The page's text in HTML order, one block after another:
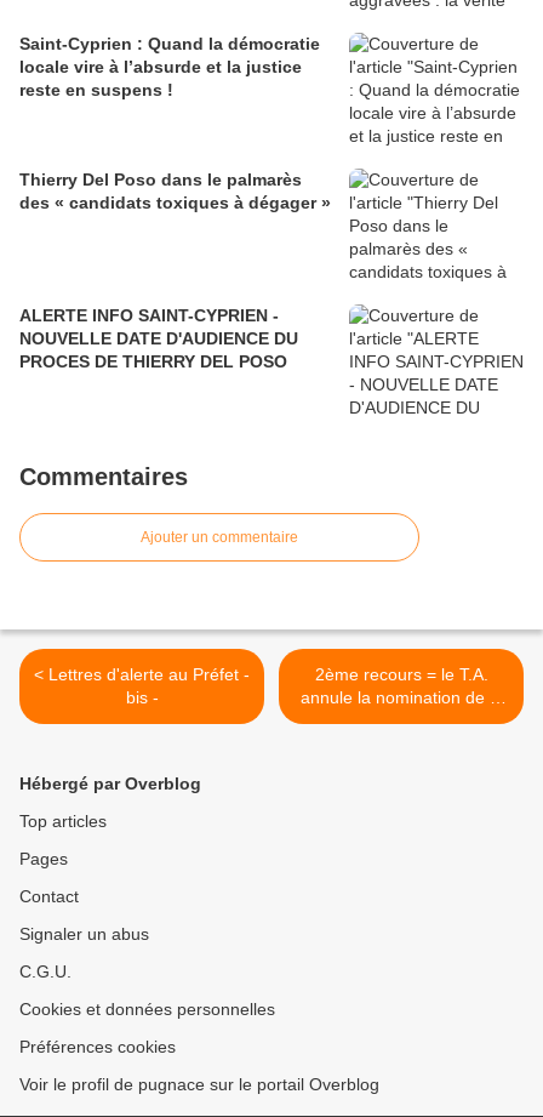
Saint-Cyprien : Quand la démocratie
locale vire à l’absurde et la justice
reste en suspens !
Thierry Del Poso dans le palmarès
des « candidats toxiques à dégager »
ALERTE INFO SAINT-CYPRIEN -
NOUVELLE DATE D'AUDIENCE DU
PROCES DE THIERRY DEL POSO
Commentaires
Ajouter un commentaire
< Lettres d'alerte au Préfet -
bis -
2ème recours = le T.A.
annule la nomination de la
directrice de l'office du
Hébergé par Overblog
Top articles
Pages
Contact
Signaler un abus
C.G.U.
Cookies et données personnelles
Préférences cookies
Voir le profil de pugnace sur le portail Overblog